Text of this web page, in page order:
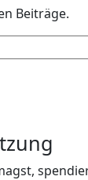
Beiträge.